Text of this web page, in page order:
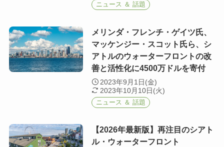
ニュース ＆ 話題
メリンダ・フレンチ・ゲイツ氏、
マッケンジー・スコット氏ら、シ
アトルのウォーターフロントの改
善と活性化に4500万ドルを寄付
2023年9月1日(金)
2023年10月10日(火)
ニュース ＆ 話題
【2026年最新版】再注目のシアト
ル・ウォーターフロント